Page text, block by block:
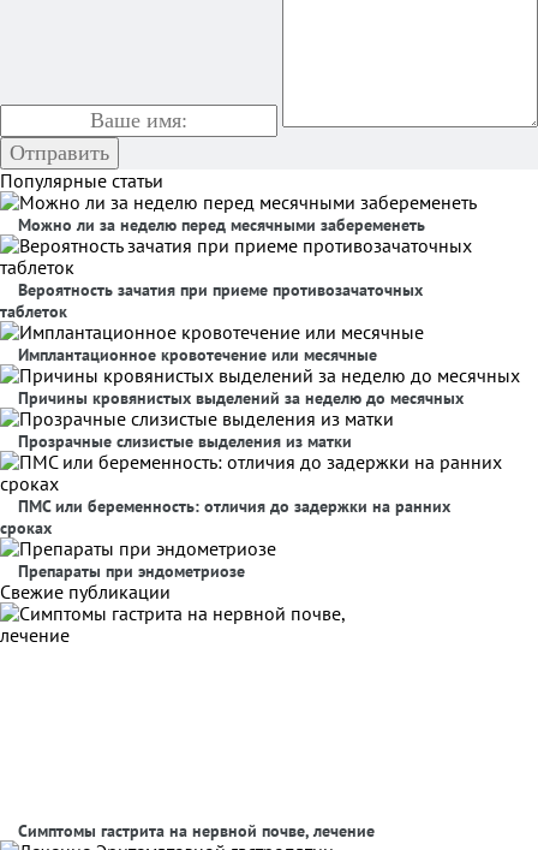
Популярные статьи
Можно ли за неделю перед месячными забеременеть
Вероятность зачатия при приеме противозачаточных
таблеток
Имплантационное кровотечение или месячные
Причины кровянистых выделений за неделю до месячных
Прозрачные слизистые выделения из матки
ПМС или беременность: отличия до задержки на ранних
сроках
Препараты при эндометриозе
Свежие публикации
Симптомы гастрита на нервной почве, лечение